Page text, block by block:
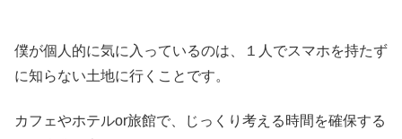
僕が個人的に気に入っているのは、１人でスマホを持たず
に知らない土地に行くことです。
カフェやホテルor旅館で、じっくり考える時間を確保する